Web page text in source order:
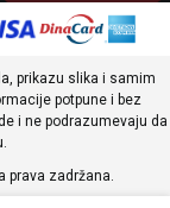
prikazu slika i samim
potpune i bez
i ne podrazumevaju da
prava zadržana.